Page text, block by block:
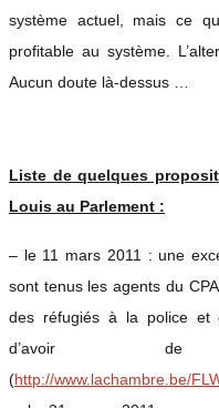
système actuel, mais ce
profitable au système.
Aucun doute là-dessus …
Liste de quelques
Louis au Parlement :
– le 11 mars 2011 : une
sont tenus les agents du
des réfugiés à la police et
d’avoir
(http://www.lachambre.be/